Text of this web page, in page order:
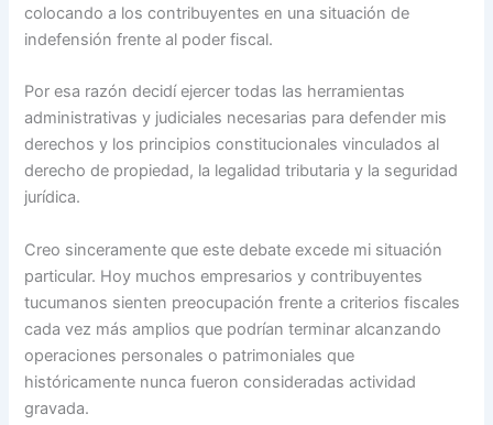
colocando a los contribuyentes en una situación de
indefensión frente al poder fiscal.
Por esa razón decidí ejercer todas las herramientas
administrativas y judiciales necesarias para defender mis
derechos y los principios constitucionales vinculados al
derecho de propiedad, la legalidad tributaria y la seguridad
jurídica.
Creo sinceramente que este debate excede mi situación
particular. Hoy muchos empresarios y contribuyentes
tucumanos sienten preocupación frente a criterios fiscales
cada vez más amplios que podrían terminar alcanzando
operaciones personales o patrimoniales que
históricamente nunca fueron consideradas actividad
gravada.